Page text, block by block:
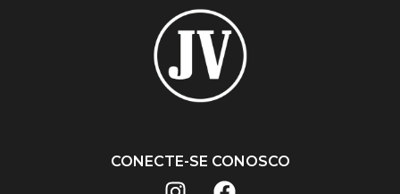
CONECTE-SE CONOSCO